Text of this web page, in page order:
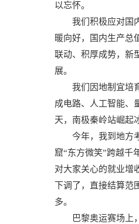
以忘怀。
我们积极应对国
暖向好，国内生产总
联动、积厚成势，新
展。
我们因地制宜培
成电路、人工智能、
天，南极秦岭站崛起
今年，我到地方
窟“东方微笑”跨越千
对大家关心的就业增
下调了，直接结算
多。
巴黎奥运赛场上